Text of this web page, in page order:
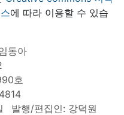
에 따라 이용할 수 있습
동아
호
발행/편집인: 강덕원